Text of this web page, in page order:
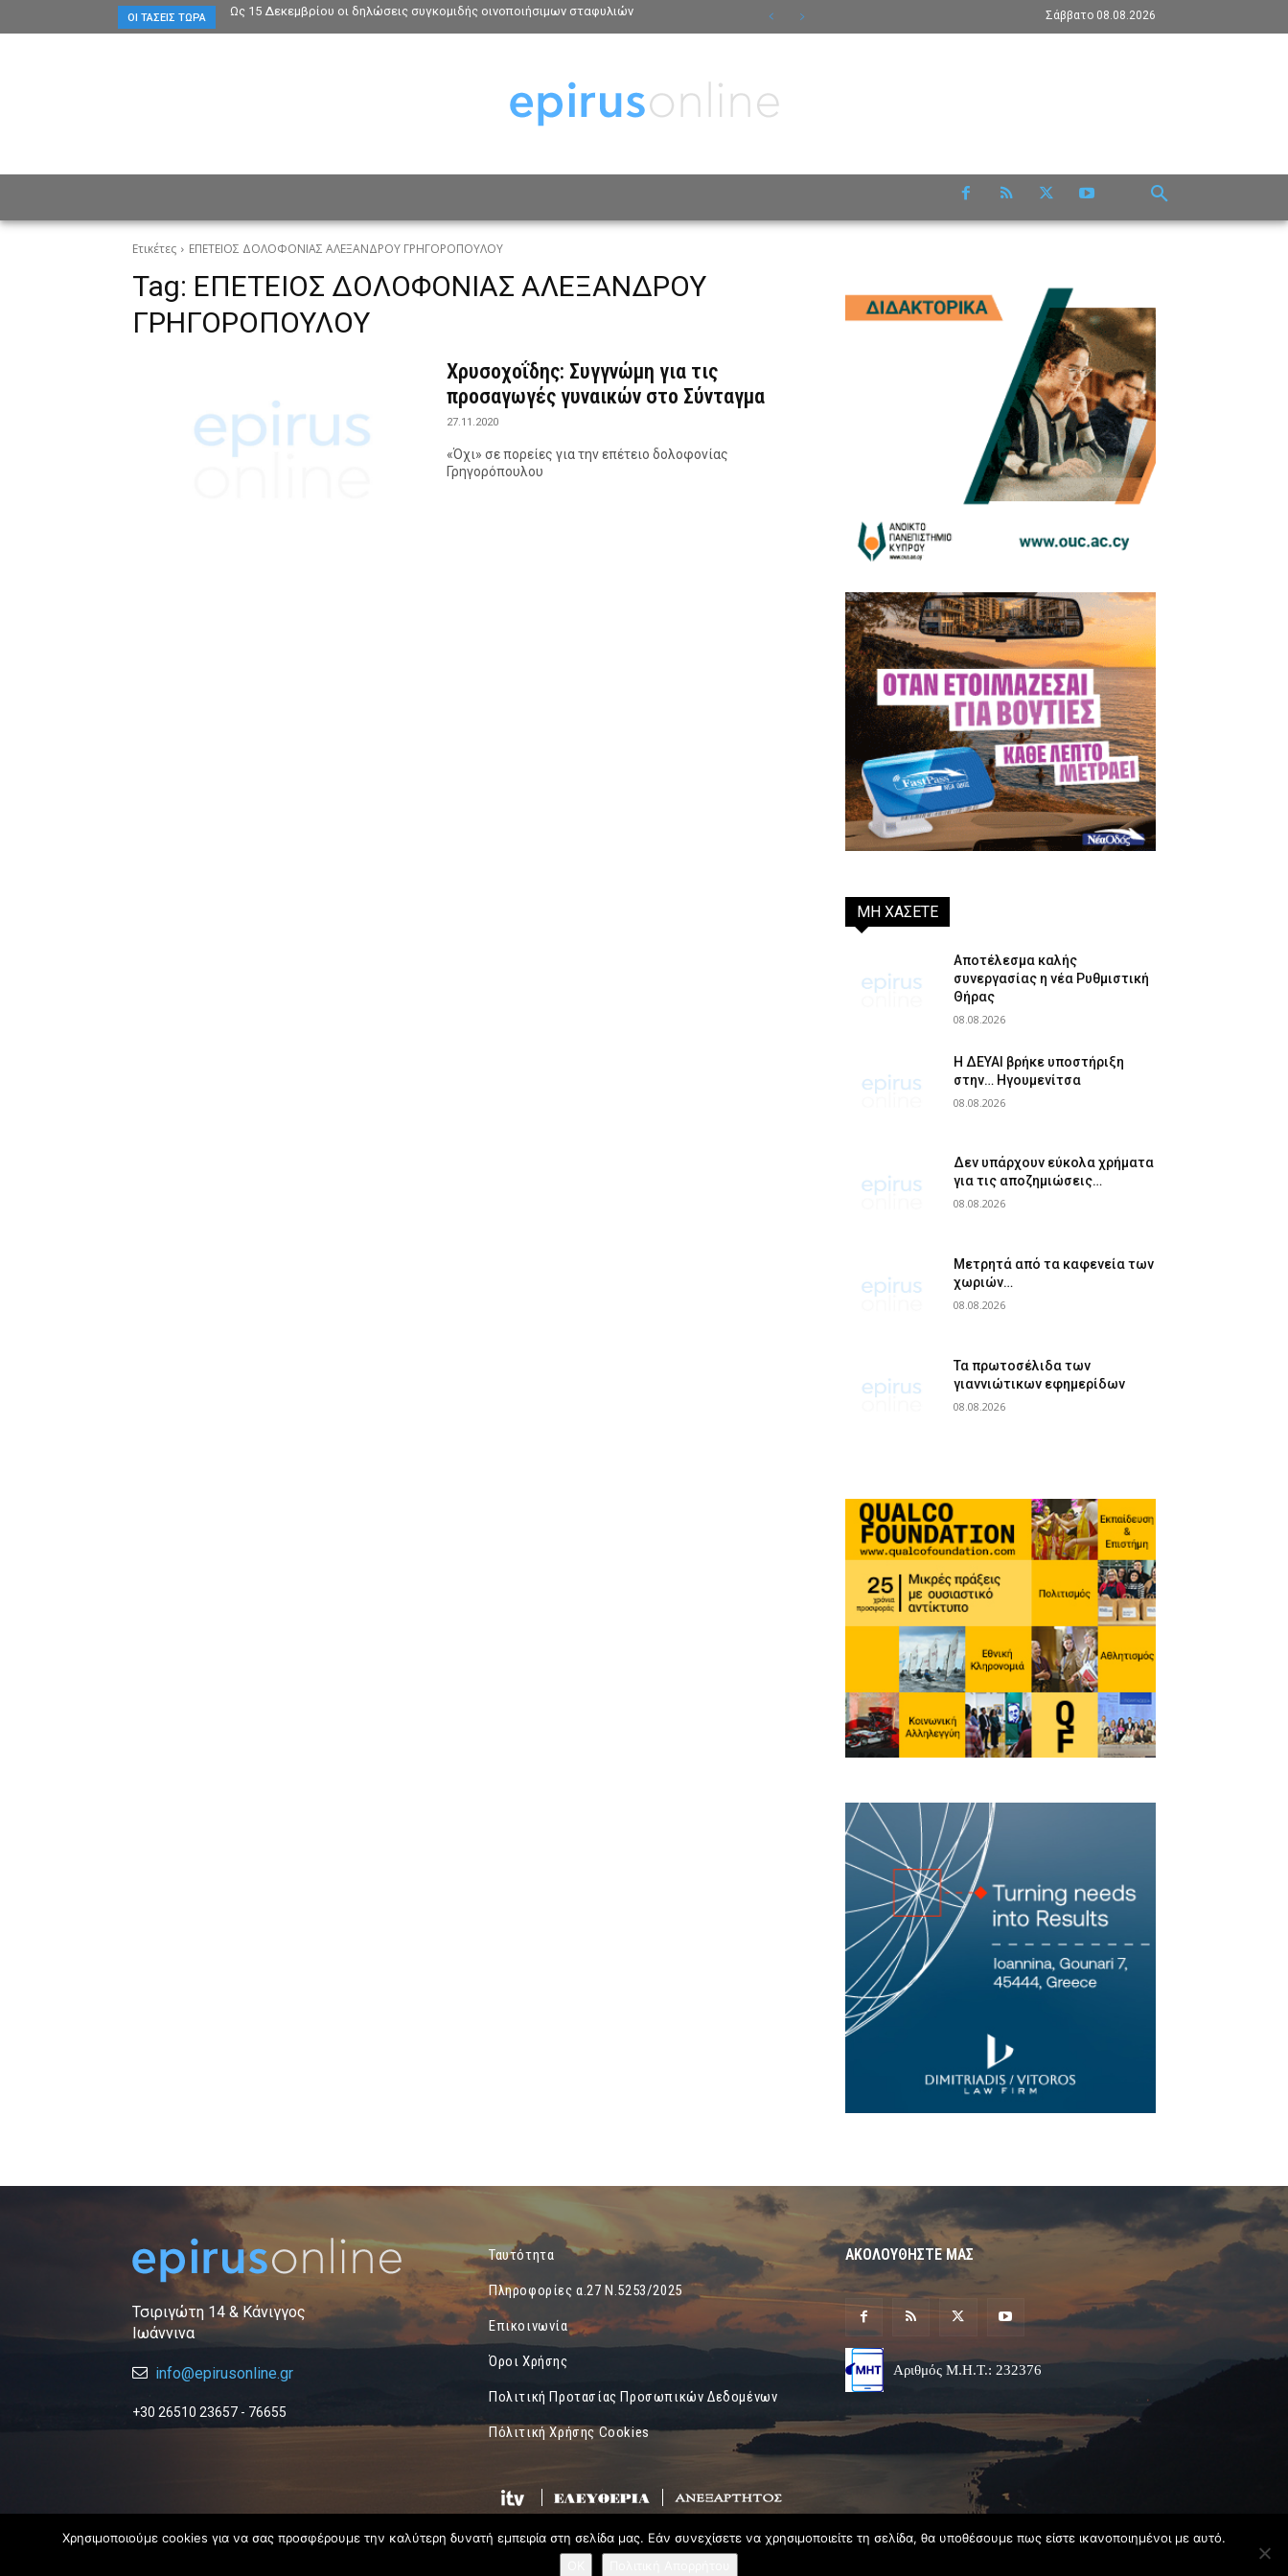
ΟΙ ΤΆΣΕΙΣ ΤΏΡΑ Ως 15 Δεκεμβρίου οι δηλώσεις συγκομιδής οινοποιήσιμων σταφυλιών Σάββατο 08.08.2026
Ετικέτες ΕΠΕΤΕΙΟΣ ΔΟΛΟΦΟΝΙΑΣ ΑΛΕΞΑΝΔΡΟΥ ΓΡΗΓΟΡΟΠΟΥΛΟΥ
Tag: ΕΠΕΤΕΙΟΣ ΔΟΛΟΦΟΝΙΑΣ ΑΛΕΞΑΝΔΡΟΥ
ΓΡΗΓΟΡΟΠΟΥΛΟΥ
Χρυσοχοΐδης: Συγγνώμη για τις
προσαγωγές γυναικών στο Σύνταγμα
27.11.2020
«Όχι» σε πορείες για την επέτειο δολοφονίας
Γρηγορόπουλου
ΜΗ ΧΑΣΕΤΕ
Αποτέλεσμα καλής
συνεργασίας η νέα Ρυθμιστική
Θήρας
08.08.2026
Η ΔΕΥΑΙ βρήκε υποστήριξη
στην… Ηγουμενίτσα
08.08.2026
Δεν υπάρχουν εύκολα χρήματα
για τις αποζημιώσεις…
08.08.2026
Μετρητά από τα καφενεία των
χωριών…
08.08.2026
Τα πρωτοσέλιδα των
γιαννιώτικων εφημερίδων
08.08.2026
Τσιριγώτη 14 & Κάνιγγος
Ιωάννινα
info@epirusonline.gr
+30 26510 23657 - 76655
Ταυτότητα
Πληροφορίες α.27 Ν.5253/2025
Επικοινωνία
Όροι Χρήσης
Πολιτική Προτασίας Προσωπικών Δεδομένων
Πόλιτική Χρήσης Cookies
ΑΚΟΛΟΥΘΗΣΤΕ ΜΑΣ
Αριθμός Μ.Η.Τ.: 232376
Χρησιμοποιούμε cookies για να σας προσφέρουμε την καλύτερη δυνατή εμπειρία στη σελίδα μας. Εάν συνεχίσετε να χρησιμοποιείτε τη σελίδα, θα υποθέσουμε πως είστε ικανοποιημένοι με αυτό.